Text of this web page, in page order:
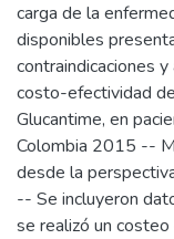
carga de la
disponibles
contraindicaciones
costo-efectividad
Glucantime, en
Colombia 2015 --
desde la
-- Se incluyeron
se realizó un